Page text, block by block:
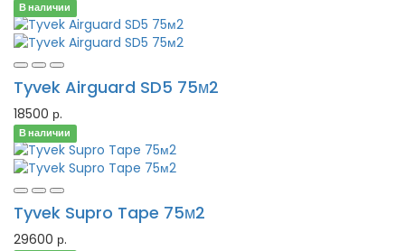
В наличии
Tyvek Airguard SD5 75м2
18500 р.
В наличии
Tyvek Supro Tape 75м2
29600 р.